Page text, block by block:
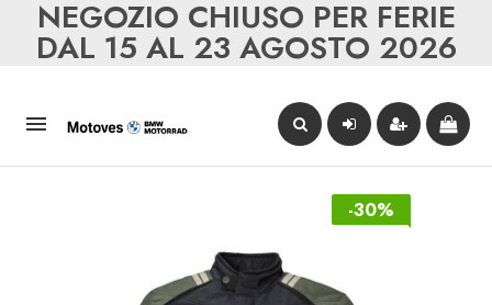
NEGOZIO CHIUSO PER FERIE
DAL 15 AL 23 AGOSTO 2026

-30%